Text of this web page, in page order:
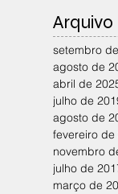
Arquivo
setembro
agosto de
abril de
julho de
agosto de
fevereiro de
novembro
julho de
março de